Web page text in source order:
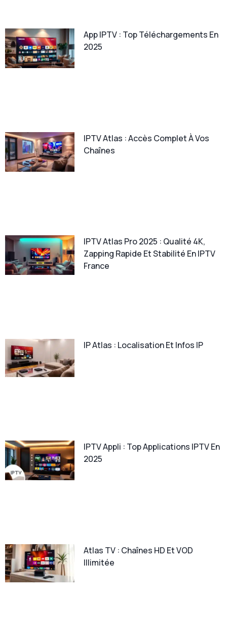
App IPTV : Top Téléchargements En
2025
IPTV Atlas : Accès Complet À Vos
Chaînes
IPTV Atlas Pro 2025 : Qualité 4K,
Zapping Rapide Et Stabilité En IPTV
France
IP Atlas : Localisation Et Infos IP
IPTV Appli : Top Applications IPTV En
2025
Atlas TV : Chaînes HD Et VOD
Illimitée